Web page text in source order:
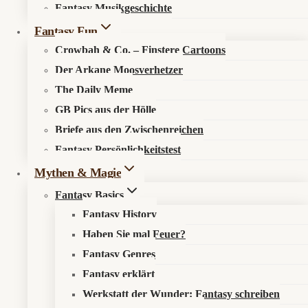
Fantasy Musikgeschichte
Fantasy Fun
Crowbah & Co. – Finstere Cartoons
Der Arkane Moosverhetzer
The Daily Meme
GB Pics aus der Hölle
Briefe aus den Zwischenreichen
Fantasy Persönlichkeitstest
Mythen & Magie
Fantasy Basics
Fantasy History
Haben Sie mal Feuer?
Fantasy Genres
Fantasy erklärt
Werkstatt der Wunder: Fantasy schreiben
Search in content
Der Arkane Moosverhetzer
muss WM-Trikot ändern: Die FIFA verbietet Geschichte auf
Stoff
👕 Haiti muss WM-Trikot ändern: Die FIFA
verbietet Geschichte auf Stoff
Haiti ist nach 52 Jahren zurück bei einer Fußball-WM, und